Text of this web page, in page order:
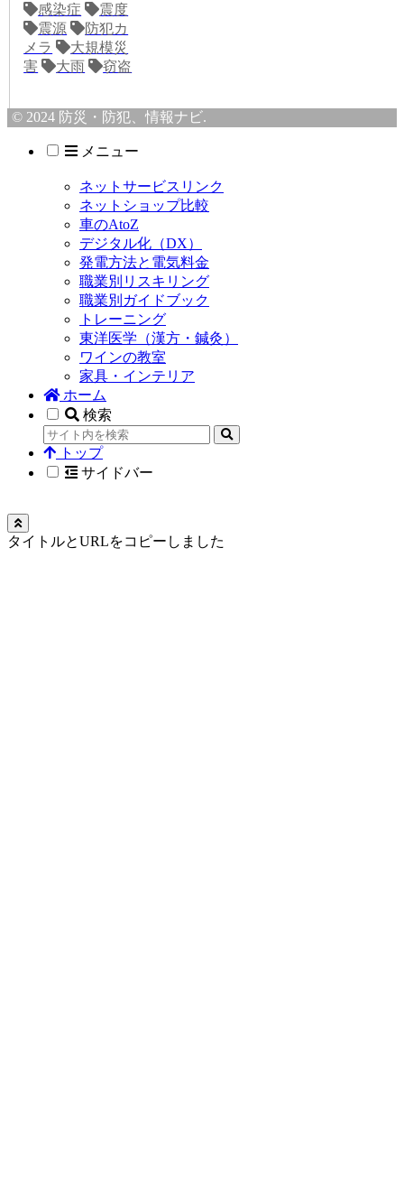
感染症
震度
震源
防犯カ
メラ
大規模災
害
大雨 窃盗
© 2024 防災・防犯、情報ナビ.
メニュー
ネットサービスリンク
ネットショップ比較
車のAtoZ
デジタル化（DX）
発電方法と電気料金
職業別リスキリング
職業別ガイドブック
トレーニング
東洋医学（漢方・鍼灸）
ワインの教室
家具・インテリア
ホーム
検索
トップ
サイドバー
タイトルとURLをコピーしました